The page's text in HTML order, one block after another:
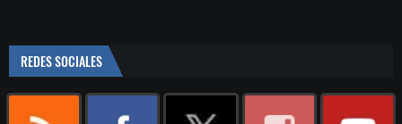
REDES SOCIALES